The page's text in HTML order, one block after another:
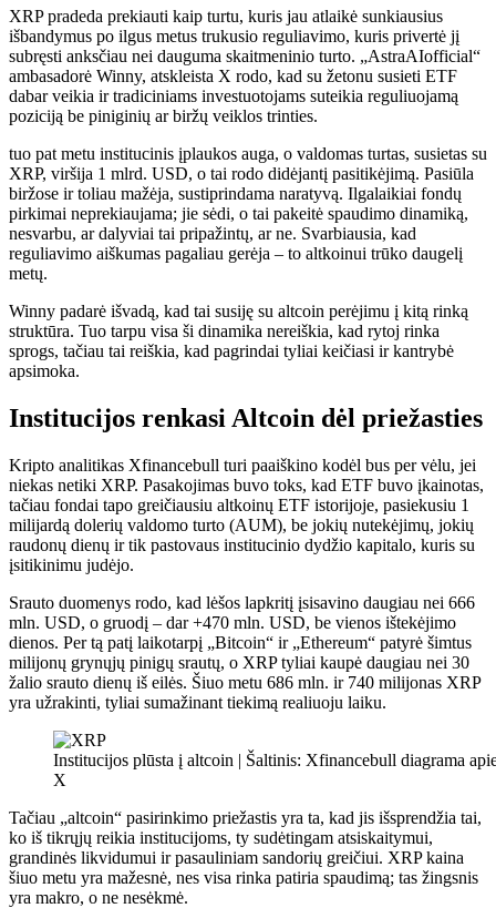
XRP pradeda prekiauti kaip turtu, kuris jau atlaikė sunkiausius
išbandymus po ilgus metus trukusio reguliavimo, kuris privertė jį
subręsti anksčiau nei dauguma skaitmeninio turto. „AstraAIofficial“
ambasadorė Winny, atskleista X rodo, kad su žetonu susieti ETF
dabar veikia ir tradiciniams investuotojams suteikia reguliuojamą
poziciją be piniginių ar biržų veiklos trinties.
tuo pat metu institucinis įplaukos auga, o valdomas turtas, susietas su
XRP, viršija 1 mlrd. USD, o tai rodo didėjantį pasitikėjimą. Pasiūla
biržose ir toliau mažėja, sustiprindama naratyvą. Ilgalaikiai fondų
pirkimai neprekiaujama; jie sėdi, o tai pakeitė spaudimo dinamiką,
nesvarbu, ar dalyviai tai pripažintų, ar ne. Svarbiausia, kad
reguliavimo aiškumas pagaliau gerėja – to altkoinui trūko daugelį
metų.
Winny padarė išvadą, kad tai susiję su altcoin perėjimu į kitą rinką
struktūra. Tuo tarpu visa ši dinamika nereiškia, kad rytoj rinka
sprogs, tačiau tai reiškia, kad pagrindai tyliai keičiasi ir kantrybė
apsimoka.
Institucijos renkasi Altcoin dėl priežasties
Kripto analitikas Xfinancebull turi paaiškino kodėl bus per vėlu, jei
niekas netiki XRP. Pasakojimas buvo toks, kad ETF buvo įkainotas,
tačiau fondai tapo greičiausiu altkoinų ETF istorijoje, pasiekusiu 1
milijardą dolerių valdomo turto (AUM), be jokių nutekėjimų, jokių
raudonų dienų ir tik pastovaus institucinio dydžio kapitalo, kuris su
įsitikinimu judėjo.
Srauto duomenys rodo, kad lėšos lapkritį įsisavino daugiau nei 666
mln. USD, o gruodį – dar +470 mln. USD, be vienos ištekėjimo
dienos. Per tą patį laikotarpį „Bitcoin“ ir „Ethereum“ patyrė šimtus
milijonų grynųjų pinigų srautų, o XRP tyliai kaupė daugiau nei 30
žalio srauto dienų iš eilės. Šiuo metu 686 mln. ir 740 milijonas XRP
yra užrakinti, tyliai sumažinant tiekimą realiuoju laiku.
Institucijos plūsta į altcoin | Šaltinis: Xfinancebull diagrama
X
Tačiau „altcoin“ pasirinkimo priežastis yra ta, kad jis išsprendžia tai,
ko iš tikrųjų reikia institucijoms, ty sudėtingam atsiskaitymui,
grandinės likvidumui ir pasauliniam sandorių greičiui. XRP kaina
šiuo metu yra mažesnė, nes visa rinka patiria spaudimą; tas žingsnis
yra makro, o ne nesėkmė.